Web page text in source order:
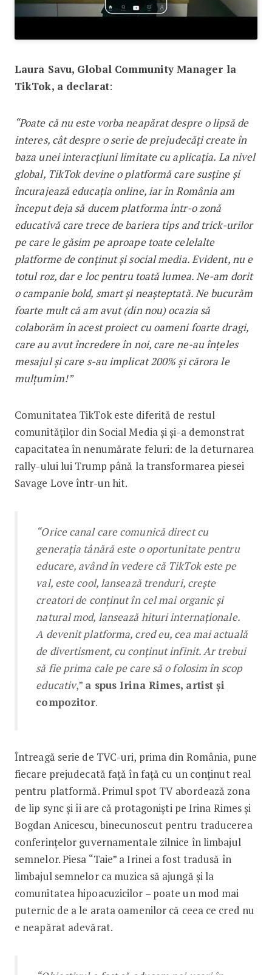
Laura Savu, Global Community Manager la
TikTok, a declarat:
“Poate că nu este vorba neapărat despre o lipsă de
interes, cât despre o serie de prejudecăți create în
baza unei interacțiuni limitate cu aplicația. La nivel
global, TikTok devine o platformă care susține și
încurajează educația online, iar în România am
început deja să ducem platforma într-o zonă
educativă care trece de bariera tips and trick-urilor
pe care le găsim pe aproape toate celelalte
platforme de conținut și social media. Evident, nu e
totul roz, dar e loc pentru toată lumea. Ne-am dorit
o campanie bold, smart și neașteptată. Ne bucurăm
foarte mult că am avut (din nou) ocazia să
colaborăm în acest proiect cu oameni foarte dragi,
care au avut încredere în noi, care ne-au înțeles
mesajul și care s-au implicat 200% și cărora le
mulțumim!”
Comunitatea TikTok este diferită de restul
comunităților din Social Media și și-a demonstrat
capacitatea în nenumărate feluri: de la deturnarea
rally-ului lui Trump până la transformarea piesei
Savage Love într-un hit.
“Orice canal care comunică direct cu
generația tânără este o oportunitate pentru
educare, având în vedere că TikTok este pe
val, este cool, lansează trenduri, crește
creatori de conținut în cel mai organic și
natural mod, lansează hituri internaționale.
A devenit platforma, cred eu, cea mai actuală
de divertisment, cu conținut infinit. Ar trebui
să fie prima cale pe care să o folosim în scop
educativ,” a spus Irina Rimes, artist și
compozitor.
Întreagă serie de TVC-uri, prima din România, pune
fiecare prejudecată față în față cu un conținut real
pentru platformă. Primul spot TV abordează zona
de lip sync și îi are că protagoniști pe Irina Rimes și
Bogdan Anicescu, binecunoscut pentru traducerea
conferințelor guvernamentale zilnice în limbajul
semnelor. Piesa “Taie” a Irinei a fost tradusă în
limbajul semnelor ca muzica să ajungă și la
comunitatea hipoacuzicilor – poate un mod mai
puternic de a le arata oamenilor că ceea ce cred nu
e neapărat adevărat.